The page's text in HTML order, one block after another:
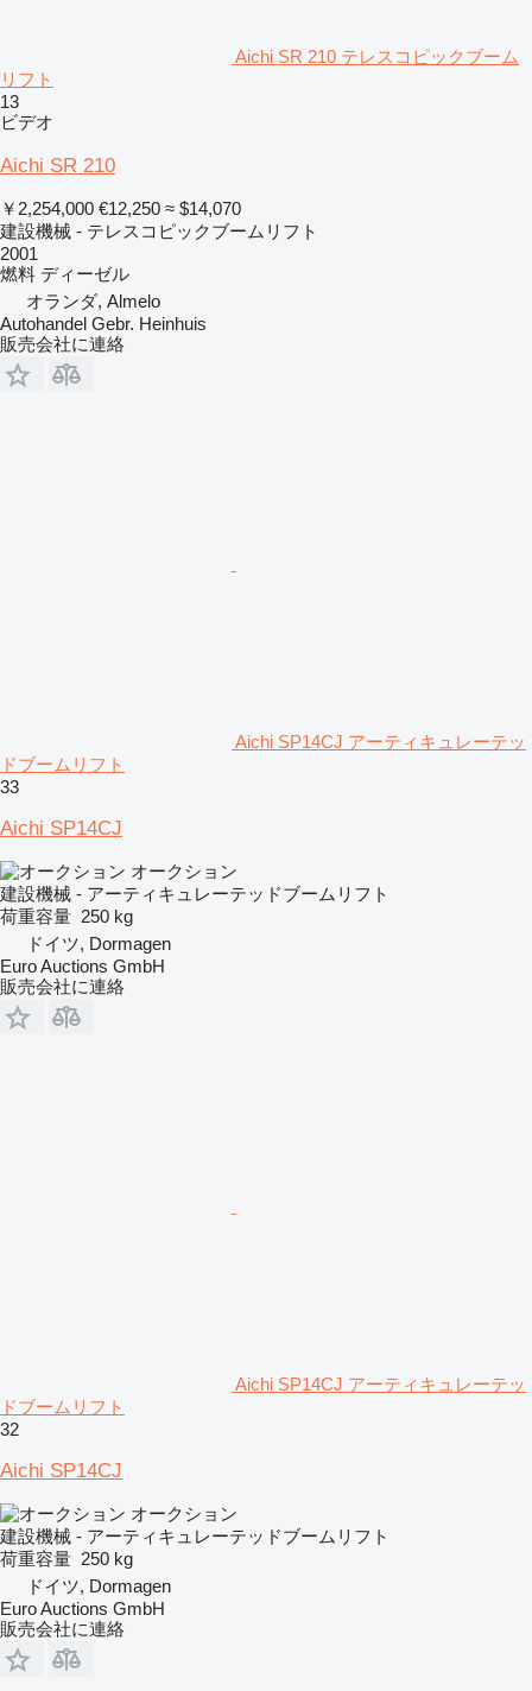
Aichi SR 210 テレスコピックブーム
リフト
13
ビデオ
Aichi SR 210
￥2,254,000 €12,250 ≈ $14,070
建設機械 - テレスコピックブームリフト
2001
燃料 ディーゼル
オランダ, Almelo
Autohandel Gebr. Heinhuis
販売会社に連絡
Aichi SP14CJ アーティキュレーテッ
ドブームリフト
33
Aichi SP14CJ
オークション
建設機械 - アーティキュレーテッドブームリフト
荷重容量 250 kg
ドイツ, Dormagen
Euro Auctions GmbH
販売会社に連絡
Aichi SP14CJ アーティキュレーテッ
ドブームリフト
32
Aichi SP14CJ
オークション
建設機械 - アーティキュレーテッドブームリフト
荷重容量 250 kg
ドイツ, Dormagen
Euro Auctions GmbH
販売会社に連絡